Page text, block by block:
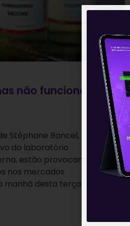
não funcionarem
Stéphane Bancel,
do laboratório
estão provocando
nos mercados
manhã desta terça-feira